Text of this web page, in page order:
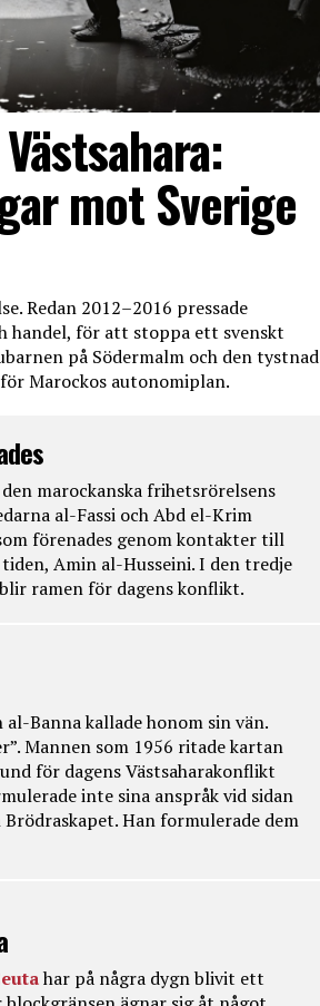
mot Sverige
Redan 2012–2016 pressade
handel, för att stoppa ett svenskt
på Södermalm och den tystnad
Marockos autonomiplan.
marockanska frihetsrörelsens
al-Fassi och Abd el-Krim
förenades genom kontakter till
Amin al-Husseini. I den tredje
ramen för dagens konflikt.
al-Banna kallade honom sin vän.
Mannen som 1956 ritade kartan
för dagens Västsaharakonflikt
inte sina anspråk vid sidan
Han formulerade dem
har på några dygn blivit ett